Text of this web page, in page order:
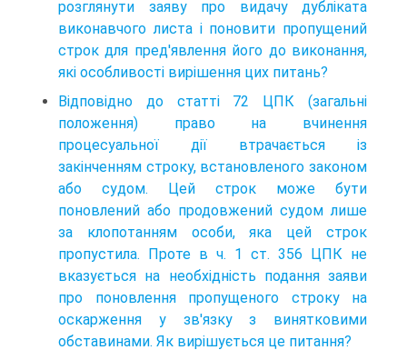
розглянути заяву про видачу дубліката
виконавчого листа і поновити пропущений
строк для пред'явлення його до виконання,
які особливості вирішення цих питань?
Відповідно до статті 72 ЦПК (загальні
положення) право на вчинення
процесуальної дії втрачається із
закінченням строку, встановленого законом
або судом. Цей строк може бути
поновлений або продовжений судом лише
за клопотанням особи, яка цей строк
пропустила. Проте в ч. 1 ст. 356 ЦПК не
вказується на необхідність подання заяви
про поновлення пропущеного строку на
оскарження у зв'язку з винятковими
обставинами. Як вирішується це питання?